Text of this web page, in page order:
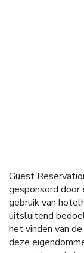
Guest
gesponsord
gebruik van
uitsluitend
het vinden van
deze